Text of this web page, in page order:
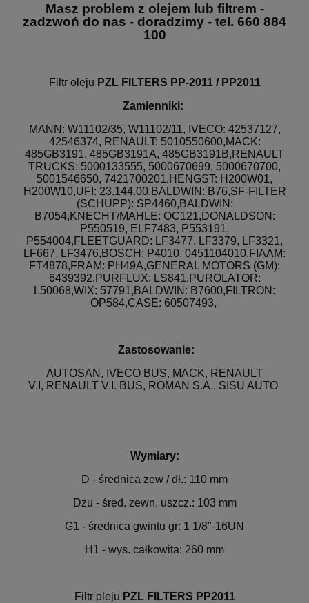
Masz problem z olejem lub filtrem -
zadzwoń do nas - doradzimy - tel. 660 884
100
Filtr oleju PZL FILTERS PP-2011 / PP2011
Zamienniki:
MANN: W11102/35, W11102/11, IVECO: 42537127,
42546374, RENAULT: 5010550600,MACK:
485GB3191, 485GB3191A, 485GB3191B,RENAULT
TRUCKS: 5000133555, 5000670699, 5000670700,
5001546650, 7421700201,HENGST: H200W01,
H200W10,UFI: 23.144.00,BALDWIN: B76,SF-FILTER
(SCHUPP): SP4460,BALDWIN:
B7054,KNECHT/MAHLE: OC121,DONALDSON:
P550519, ELF7483, P553191,
P554004,FLEETGUARD: LF3477, LF3379, LF3321,
LF667, LF3476,BOSCH: P4010, 0451104010,FIAAM:
FT4878,FRAM: PH49A,GENERAL MOTORS (GM):
6439392,PURFLUX: LS841,PUROLATOR:
L50068,WIX: 57791,BALDWIN: B7600,FILTRON:
OP584,CASE: 60507493,
Zastosowanie:
AUTOSAN, IVECO BUS, MACK, RENAULT
V.I, RENAULT V.I. BUS, ROMAN S.A., SISU AUTO
Wymiary:
D - średnica zew / dł.: 110 mm
Dzu - śred. zewn. uszcz.: 103 mm
G1 - średnica gwintu gr: 1 1/8"-16UN
H1 - wys. całkowita: 260 mm
Filtr oleju PZL FILTERS PP2011